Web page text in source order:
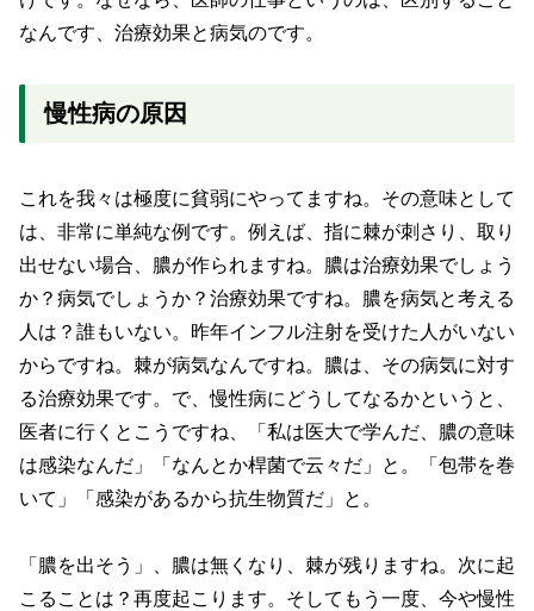
なんです、治療効果と病気のです。
慢性病の原因
これを我々は極度に貧弱にやってますね。その意味として
は、非常に単純な例です。例えば、指に棘が刺さり、取り
出せない場合、膿が作られますね。膿は治療効果でしょう
か？病気でしょうか？治療効果ですね。膿を病気と考える
人は？誰もいない。昨年インフル注射を受けた人がいない
からですね。棘が病気なんですね。膿は、その病気に対す
る治療効果です。で、慢性病にどうしてなるかというと、
医者に行くとこうですね、「私は医大で学んだ、膿の意味
は感染なんだ」「なんとか桿菌で云々だ」と。「包帯を巻
いて」「感染があるから抗生物質だ」と。
「膿を出そう」、膿は無くなり、棘が残りますね。次に起
こることは？再度起こります。そしてもう一度、今や慢性